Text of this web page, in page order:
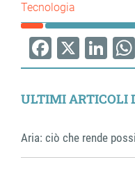
Tecnologia
Facebook
X
ULTIMI ARTICOLI
Aria: ciò che rende